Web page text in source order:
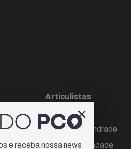
Articulistas
Décio Freire
Dr Marcos Andrade
Hamilton Trindade
e receba nossa news